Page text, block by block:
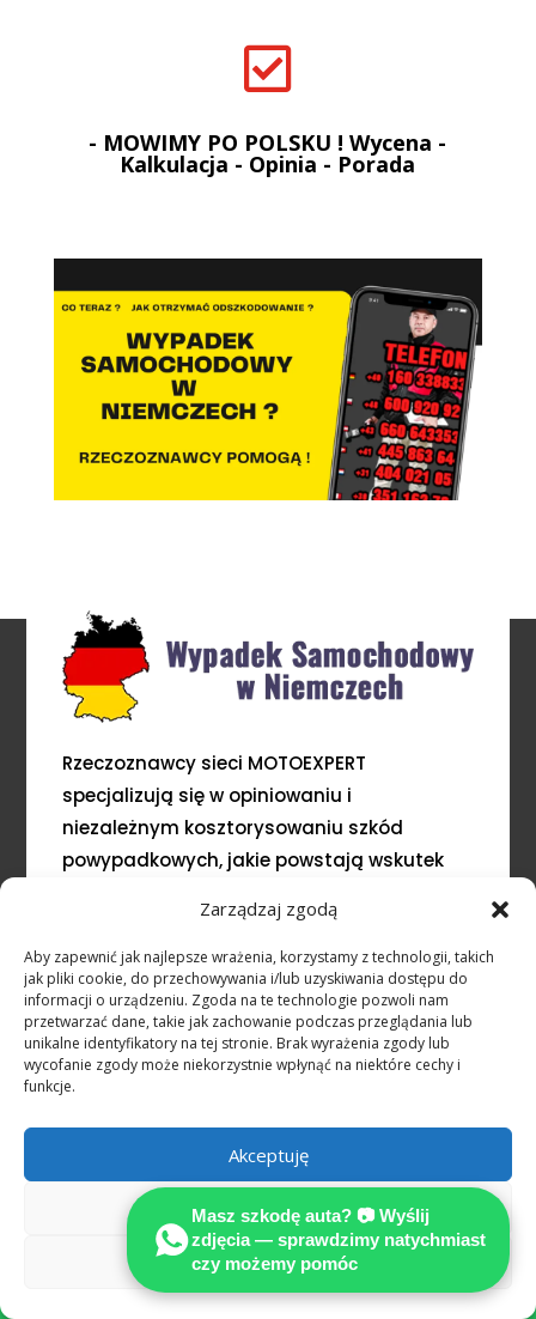
Zarządzaj zgodą
Aby zapewnić jak najlepsze wrażenia, korzystamy z technologii, takich
jak pliki cookie, do przechowywania i/lub uzyskiwania dostępu do
informacji o urządzeniu. Zgoda na te technologie pozwoli nam
przetwarzać dane, takie jak zachowanie podczas przeglądania lub
unikalne identyfikatory na tej stronie. Brak wyrażenia zgody lub
wycofanie zgody może niekorzystnie wpłynąć na niektóre cechy i
funkcje.
Akceptuję
Odmów
Zobacz preferencje

- MOWIMY PO POLSKU ! Wycena -
Kalkulacja - Opinia - Porada
Rzeczoznawcy sieci MOTOEXPERT
specjalizują się w opiniowaniu i
niezależnym kosztorysowaniu szkód
powypadkowych, jakie powstają wskutek
Stowarzyszenie Międzynarodowych
Rzeczoznawców Techniki Samochodowej
MOTOEXPERT
SPECJALIZUJEMY SIĘ W OCENIE USZKODZEŃ
POJAZDÓW POWYPADKOWYCH
Wykonujemy precyzyjnie kalkulacje kosztów
naprawy na podstawie prawa
niemieckiego.

Masz szkodę auta? 📷 Wyślij
zdjęcia — sprawdzimy natychmiast
czy możemy pomóc